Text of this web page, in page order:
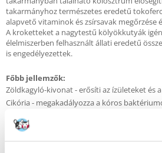
takarmányhoz természetes eredetű
alapvető vitaminok és zsírsavak megőrzése
A kroketteket a nagytestű kölyökkutyák
élelmiszerben felhasznált állati eredetű
is engedélyezettek.
Főbb jellemzők:
Zöldkagyló-kivonat - erősíti az ízületeket és
Cikória - megakadályozza a kóros
Lenmag - javítja az emésztést és enyhíti az